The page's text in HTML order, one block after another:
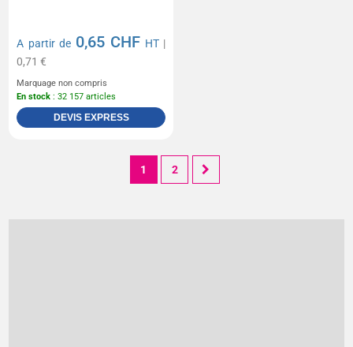
A partir de 0,65 CHF HT|
0,71 €
Marquage non compris
En stock : 32 157 articles
DEVIS EXPRESS
1 2